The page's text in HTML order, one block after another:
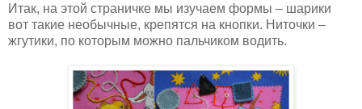
Итак, на этой страничке мы изучаем формы – шарики
вот такие необычные, крепятся на кнопки. Ниточки –
жгутики, по которым можно пальчиком водить.